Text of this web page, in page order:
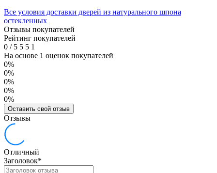
Все условия доставки дверей из натурального шпона
остекленных
Отзывы покупателей
Рейтинг покупателей
0 /5 5 5 1
На основе 1 оценок покупателей
0%
0%
0%
0%
0%
Оставить свой отзыв
Отзывы
Отличный
Заголовок*